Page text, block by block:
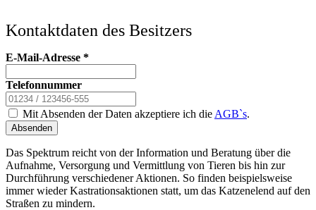
Kontaktdaten des Besitzers
E-Mail-Adresse *
Telefonnummer
Mit Absenden der Daten akzeptiere ich die AGB`s.
Absenden
Das Spektrum reicht von der Information und Beratung über die
Aufnahme, Versorgung und Vermittlung von Tieren bis hin zur
Durchführung verschiedener Aktionen. So finden beispielsweise
immer wieder Kastrationsaktionen statt, um das Katzenelend auf den
Straßen zu mindern.